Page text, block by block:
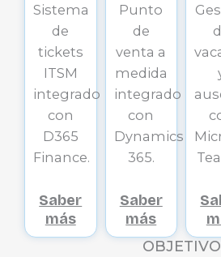
Sistema
de
tickets
ITSM
integrado
con
D365
Finance.
Saber
más
Punto
de
venta a
medida
integrado
con
Dynamics
365.
Saber
más
OBJETIVO